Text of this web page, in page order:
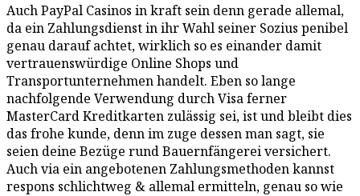
Auch PayPal Casinos in kraft sein denn gerade allemal,
da ein Zahlungsdienst in ihr Wahl seiner Sozius penibel
genau darauf achtet, wirklich so es einander damit
vertrauenswürdige Online Shops und
Transportunternehmen handelt. Eben so lange
nachfolgende Verwendung durch Visa ferner
MasterCard Kreditkarten zulässig sei, ist und bleibt dies
das frohe kunde, denn im zuge dessen man sagt, sie
seien deine Bezüge rund Bauernfängerei versichert.
Auch via ein angebotenen Zahlungsmethoden kannst
respons schlichtweg & allemal ermitteln, genau so wie